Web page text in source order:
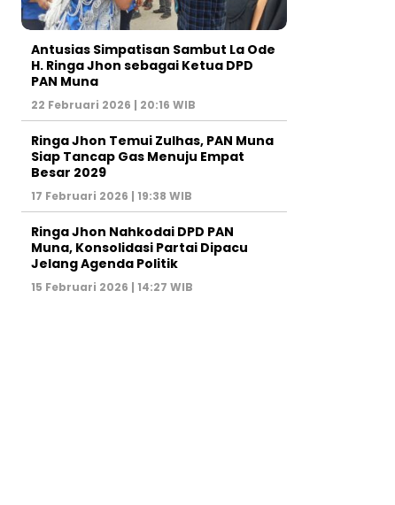
Antusias Simpatisan Sambut La Ode
H. Ringa Jhon sebagai Ketua DPD
PAN Muna
22 Februari 2026 | 20:16 WIB
Ringa Jhon Temui Zulhas, PAN Muna
Siap Tancap Gas Menuju Empat
Besar 2029
17 Februari 2026 | 19:38 WIB
Ringa Jhon Nahkodai DPD PAN
Muna, Konsolidasi Partai Dipacu
Jelang Agenda Politik
15 Februari 2026 | 14:27 WIB